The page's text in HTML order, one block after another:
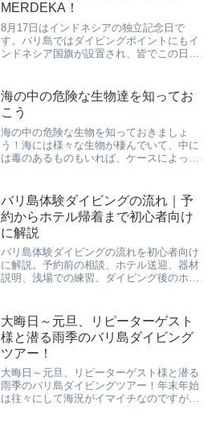
MERDEKA！
8月17日はインドネシアの独立記念日で
す。バリ島ではダイビングポイントにもイ
ンドネシア国旗が設置され、皆でこの日を
海の中の危険な生物達を知ってお
こう
海の中の危険な生物を知っておきましょ
う！海には様々な生物が棲んでいて、中に
は毒のあるものもいれば、ケースによって
をしましょう！
バリ島体験ダイビングの流れ｜予
約からホテル帰着まで初心者向け
に解説
バリ島体験ダイビングの流れを初心者向け
に解説。予約前の相談、ホテル送迎、器材
説明、浅場での練習、ダイビング後のホテ
大晦日～元旦、リピーターゲスト
様と潜る雨季のバリ島ダイビング
ツアー！
大晦日～元旦、リピーターゲスト様と潜る
雨季のバリ島ダイビングツアー！年末年始
は往々にして海況がイマイチなのですが、